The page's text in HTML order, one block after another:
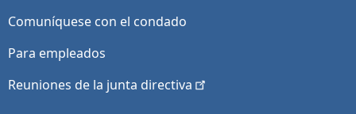
Comuníquese con el condado
Para empleados
Reuniones de la junta directiva